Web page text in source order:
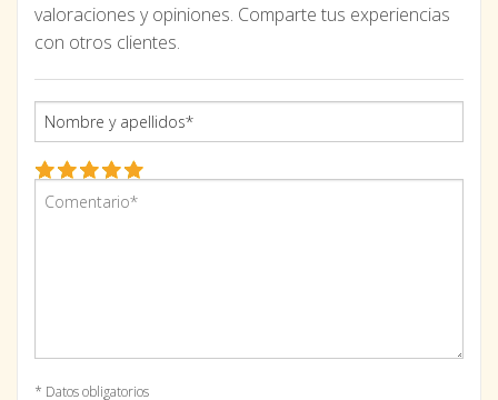
valoraciones y opiniones. Comparte tus experiencias
con otros clientes.
* Datos obligatorios